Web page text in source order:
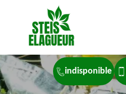
indisponible